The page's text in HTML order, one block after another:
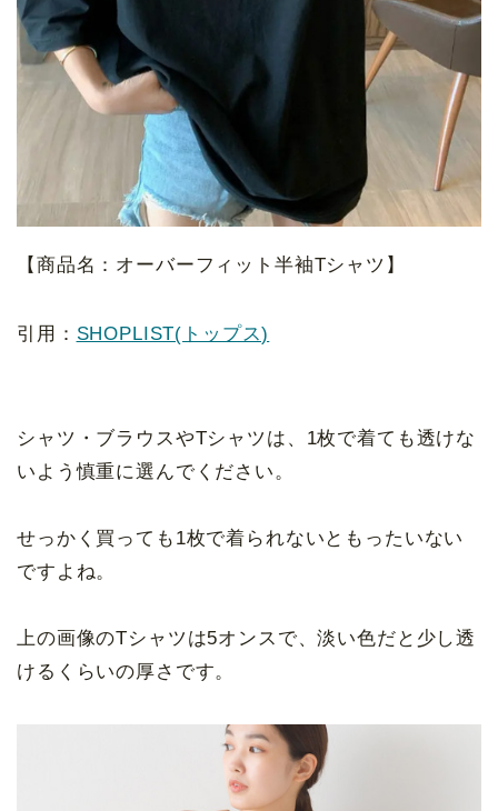
【商品名：オーバーフィット半袖Tシャツ】
引用： SHOPLIST(トップス)
シャツ・ブラウスやTシャツは、1枚で着ても透けな
いよう慎重に選んでください。
せっかく買っても1枚で着られないともったいない
ですよね。
上の画像のTシャツは5オンスで、淡い色だと少し透
けるくらいの厚さです。